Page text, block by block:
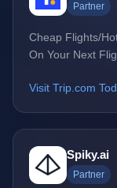
Partner
Cheap Flights/
On Your Next
Visit Trip.com
Spiky.ai
Partner